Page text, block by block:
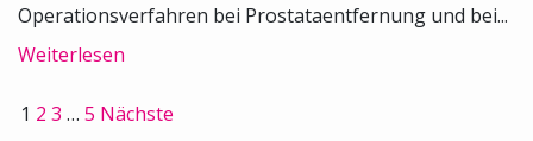
Operationsverfahren bei Prostataentfernung und bei...
Weiterlesen
1 2 3 … 5 Nächste